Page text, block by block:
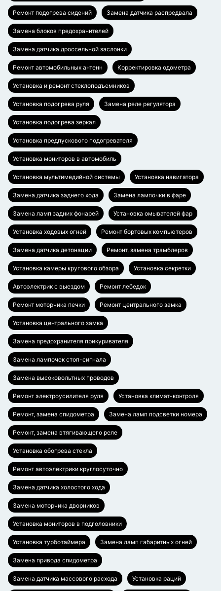
Ремонт подогрева сидений Замена датчика распредвала
Замена блоков предохранителей
Замена датчика дроссельной заслонки
Ремонт автомобильных антенн Корректировка одометра
Установка и ремонт стеклоподъемников
Установка подогрева руля Замена реле регулятора
Установка подогрева зеркал
Установка предпускового подогревателя
Установка мониторов в автомобиль
Установка мультимедийной системы Установка навигатора
Замена датчика заднего хода Замена лампочки в фаре
Замена ламп задних фонарей Установка омывателей фар
Установка ходовых огней Ремонт бортовых компьютеров
Замена датчика детонации Ремонт, замена трамблеров
Установка камеры кругового обзора Установка секретки
Автоэлектрик с выездом Ремонт лебедок
Ремонт моторчика печки Ремонт центрального замка
Установка центрального замка
Замена предохранителя прикуривателя
Замена лампочек стоп-сигнала
Замена высоковольтных проводов
Ремонт электроусилителя руля Установка климат-контроля
Ремонт, замена спидометра Замена ламп подсветки номера
Ремонт, замена втягивающего реле
Установка обогрева стекла
Ремонт автоэлектрики круглосуточно
Замена датчика холостого хода
Замена моторчика дворников
Установка мониторов в подголовники
Установка турботаймера Замена ламп габаритных огней
Замена привода спидометра
Замена датчика массового расхода Установка раций